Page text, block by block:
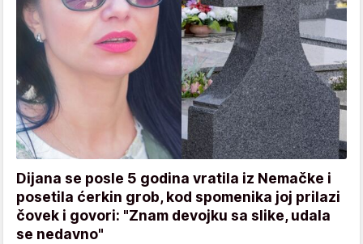
Dijana se posle 5 godina vratila iz Nemačke i
posetila ćerkin grob, kod spomenika joj prilazi
čovek i govori: "Znam devojku sa slike, udala
se nedavno"